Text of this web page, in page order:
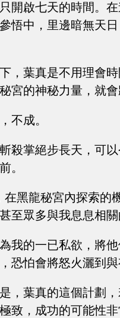
開啟七天的時間。
悟中，里邊暗無天
，葉真是不用理會
宮的神秘力量，就
不成。
殺掌絕步長天，可
。
在黑龍秘宮內探索的
至眾多與我息息相
我的一已私欲，將
恐怕會將怒火灑到
，葉真的這個計劃
致，成功的可能性